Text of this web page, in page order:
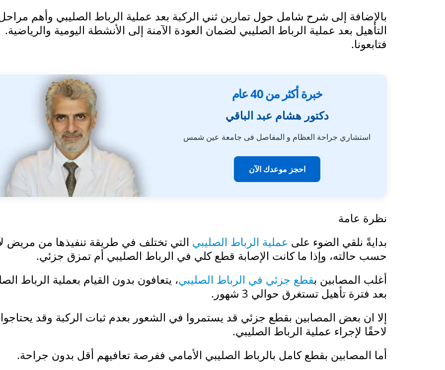
بالإضافة إلى شرح شامل حول تمارين ثني الركبة بعد عملية الرباط الصليبي وأهم
التأهيل بعد عملية الرباط الصليبي لضمان العودة الآمنة إلى الأنشطة اليومية والرياضية.
فتابعونا.
خبرة أكثر من 40 عام
دكتور هشام عبد الباقي
استشاري جراحة العظام و المفاصل فى جامعة عين شمس
احجز موعدك الآن
نظرة عامة
بدايةً نلقي الضوء على عملية الرباط الصليبي التي تختلف في طريقة تنفيذها من مريض
حسب حالته، وإذا ما كانت الإصابة قطع كلي في الرباط الصليبي أم تمزق جزئي.
أغلب المصابين بقطع جزئي في الرباط الصليبي، يتعافون بدون القيام بعملية الرباط
بعد فترة تأهيل تستغرق حوالي 3 شهور.
إلا ان بعض المصابين بقطع جزئي قد يستمروا في الشعور بعدم ثبات الركبة وقد يحتاجوا
لاحقًا لإجراء عملية الرباط الصليبي.
أما المصابين بقطع كامل بالرباط الصليبي الأمامي ففرصة تعافيهم أقل بدون جراحة.